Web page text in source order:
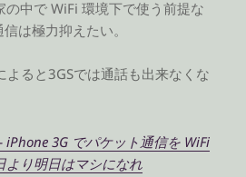
中で WiFi 環境下で使う前提な
は極力抑えたい。
よると3GSでは通話も出来なくな
3G でパケット通信を WiFi
より明日はマシになれ